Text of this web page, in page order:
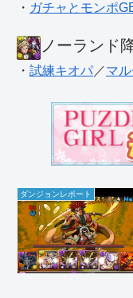
・ ガチャとモンポ
ノーランド
・ 試練キオパ ／マ
ダンジョンレポート